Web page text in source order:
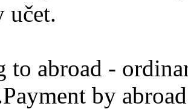
učet.
to abroad -
by